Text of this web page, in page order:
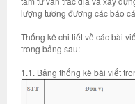
lượng tương đương các báo
Thống kê chi tiết về các bài
trong bảng sau:
1.1. Bảng thống kê bài viết